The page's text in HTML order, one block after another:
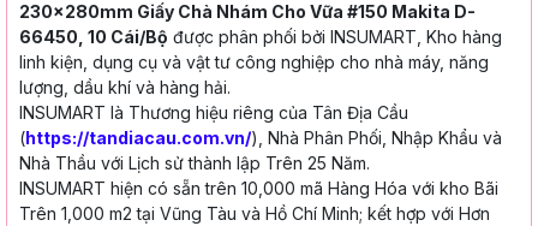
230x280mm Giấy Chà Nhám Cho Vữa #150 Makita D-
66450, 10 Cái/Bộ được phân phối bởi INSUMART, Kho hàng
linh kiện, dụng cụ và vật tư công nghiệp cho nhà máy, năng
lượng, dầu khí và hàng hải.
INSUMART là Thương hiệu riêng của Tân Địa Cầu
(https://tandiacau.com.vn/), Nhà Phân Phối, Nhập Khẩu và
Nhà Thầu với Lịch sử thành lập Trên 25 Năm.
INSUMART hiện có sẵn trên 10,000 mã Hàng Hóa với kho Bãi
Trên 1,000 m2 tại Vũng Tàu và Hồ Chí Minh; kết hợp với Hơn